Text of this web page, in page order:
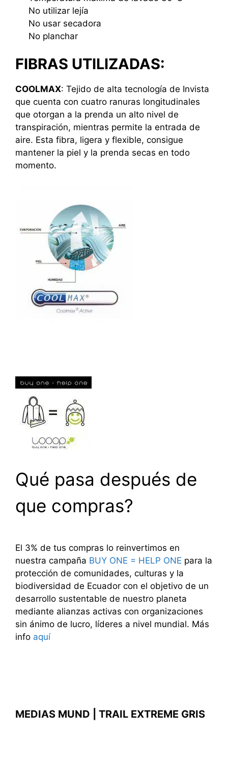
No utilizar lejía
No usar secadora
No planchar
FIBRAS UTILIZADAS:
COOLMAX: Tejido de alta tecnología de Invista
que cuenta con cuatro ranuras longitudinales
que otorgan a la prenda un alto nivel de
transpiración, mientras permite la entrada de
aire. Esta fibra, ligera y flexible, consigue
mantener la piel y la prenda secas en todo
momento.
Qué pasa después de
que compras?
El 3% de tus compras lo reinvertimos en
nuestra campaña BUY ONE = HELP ONE para la
protección de comunidades, culturas y la
biodiversidad de Ecuador con el objetivo de un
desarrollo sustentable de nuestro planeta
mediante alianzas activas con organizaciones
sin ánimo de lucro, líderes a nivel mundial. Más
info aquí
MEDIAS MUND | TRAIL EXTREME GRIS